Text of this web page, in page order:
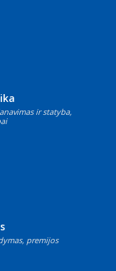
ir statyba,
premijos